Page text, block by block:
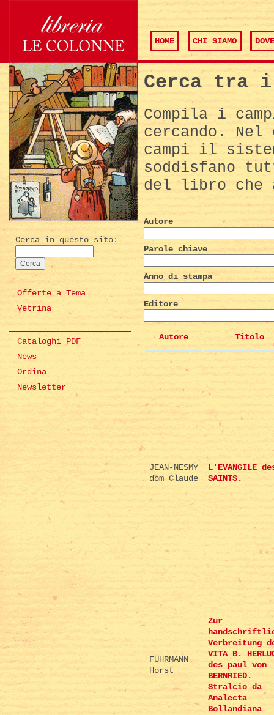
HOME CHI SIAMO
Cerca in questo sito:
Offerte a Tema
Vetrina
Cataloghi PDF
News
Ordina
Newsletter
Cerca tra
Compila i
cercando.
campi il
soddisfano
del libro che
Autore
Parole chiave
Anno di stampa
Editore
Autore Titolo
JEAN-NESMY
dom Claude
L'EVANGILE
SAINTS.
FUHRMANN
Horst
Zur
Verbreitung
VITA B.
des paul von
BERNRIED.
Stralcio da
Analecta
Bollandiana